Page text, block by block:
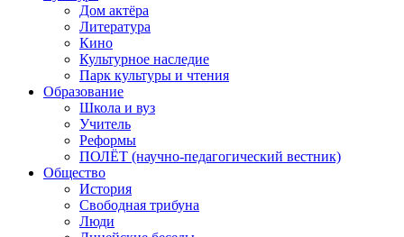
Дом актёра
Литература
Кино
Культурное наследие
Парк культуры и чтения
Образование
Школа и вуз
Учитель
Реформы
ПОЛЁТ (научно-педагогический вестник)
Общество
История
Свободная трибуна
Люди